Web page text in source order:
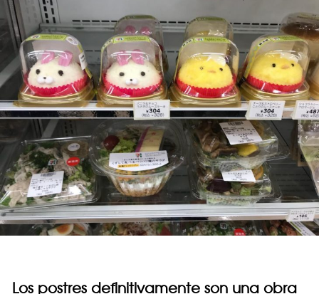
Los postres definitivamente son una obra